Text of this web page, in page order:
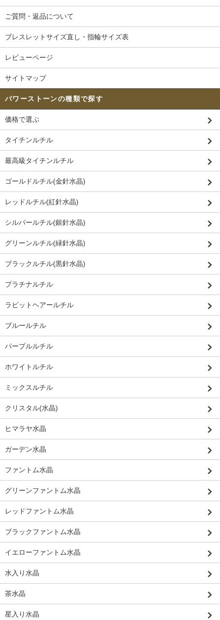
ご質問・返品について
ブレスレットサイズ直し・指輪サイズ表
レビューページ
サイトマップ
パワーストーンの種類で探す
価格で選ぶ
タイチンルチル
最高級タイチンルチル
ゴールドルチル(金針水晶)
レッドルチル(紅針水晶)
シルバールチル(銀針水晶)
グリーンルチル(緑針水晶)
ブラックルチル(黒針水晶)
プラチナルチル
ラビットヘアールチル
ブルールチル
パープルルチル
ホワイトルチル
ミックスルチル
クリスタル(水晶)
ヒマラヤ水晶
ガーデン水晶
ファントム水晶
グリーンファントム水晶
レッドファントム水晶
ブラックファントム水晶
イエローファントム水晶
水入り水晶
茶水晶
星入り水晶